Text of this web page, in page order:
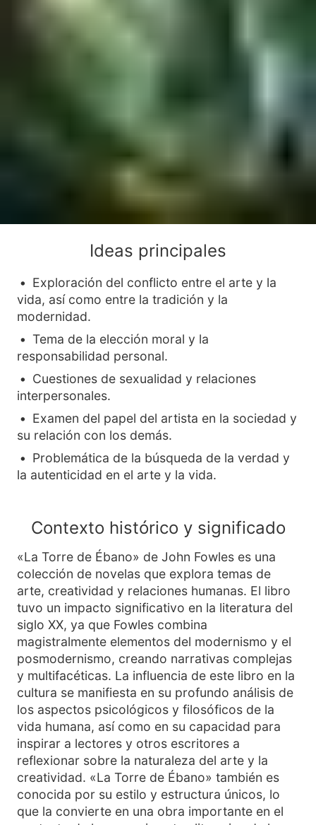
Ideas principales
Exploración del conflicto entre el arte y la
vida, así como entre la tradición y la
modernidad.
Tema de la elección moral y la
responsabilidad personal.
Cuestiones de sexualidad y relaciones
interpersonales.
Examen del papel del artista en la sociedad y
su relación con los demás.
Problemática de la búsqueda de la verdad y
la autenticidad en el arte y la vida.
Contexto histórico y significado
«La Torre de Ébano» de John Fowles es una
colección de novelas que explora temas de
arte, creatividad y relaciones humanas. El libro
tuvo un impacto significativo en la literatura del
siglo XX, ya que Fowles combina
magistralmente elementos del modernismo y el
posmodernismo, creando narrativas complejas
y multifacéticas. La influencia de este libro en la
cultura se manifiesta en su profundo análisis de
los aspectos psicológicos y filosóficos de la
vida humana, así como en su capacidad para
inspirar a lectores y otros escritores a
reflexionar sobre la naturaleza del arte y la
creatividad. «La Torre de Ébano» también es
conocida por su estilo y estructura únicos, lo
que la convierte en una obra importante en el